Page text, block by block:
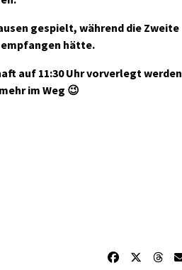
gespielt, während die Zweite
empfangen hätte.
auf 11:30 Uhr vorverlegt werden
im Weg 😉